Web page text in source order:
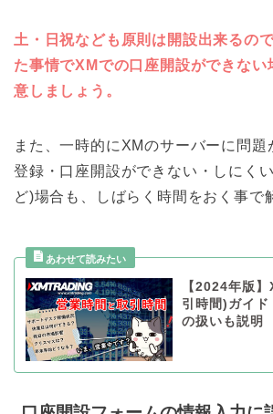
土・日祝なども原則は開設出来るの
た事情でXMでの口座開設ができない
意しましょう。
また、一時的にXMのサーバーに問題
登録・口座開設ができない・しにく
ど)場合も、しばらく時間をおく事で
【2024年版
引時間)ガイド
の扱いも説明